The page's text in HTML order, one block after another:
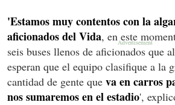
'Estamos muy contentos con la
aficionados del Vida, en este
seis buses llenos de aficionados que
esperan que el equipo clasifique a la
cantidad de gente que va en carros
nos sumaremos en el estadio',